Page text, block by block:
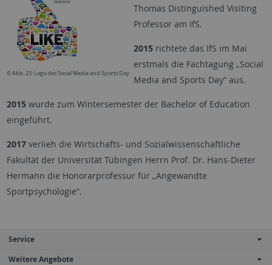
© Abb. 23: Logo des Social Media and Sports Day
Thomas Distinguished Visiting
Professor am IfS.
2015 richtete das IfS im Mai
erstmals die Fachtagung „Social
Media and Sports Day“ aus.
2015 wurde zum Wintersemester der Bachelor of Education
eingeführt.
2017verlieh die Wirtschafts- und Sozialwissenschaftliche
Fakultät der Universität Tübingen Herrn Prof. Dr. Hans-Dieter
Hermann die Honorarprofessur für „Angewandte
Sportpsychologie“.
Service
Weitere Angebote